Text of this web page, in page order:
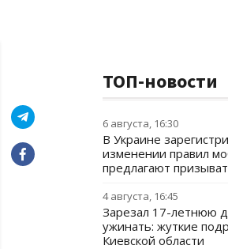
ТОП-новости
6 августа, 16:30
В Украине
изменении правил
предлагают
4 августа, 16:45
Зарезал 17-летнюю
ужинать: жуткие
Киевской области